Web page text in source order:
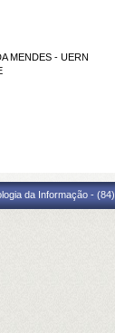
MENDES - UERN
da Informação -